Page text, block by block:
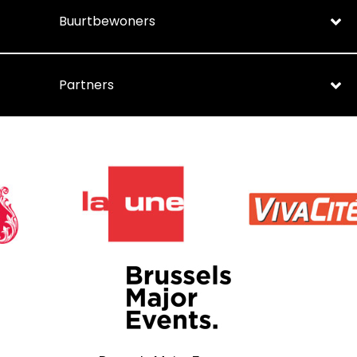
Buurtbewoners
Partners